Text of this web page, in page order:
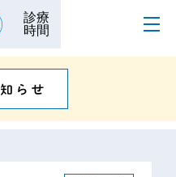
診療
時間